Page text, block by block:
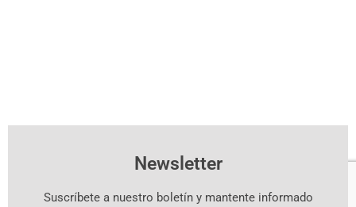
Newsletter
Suscríbete a nuestro boletín y mantente informado